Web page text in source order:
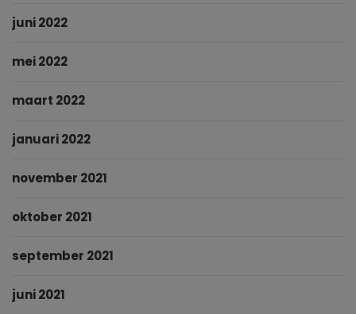
juni 2022
mei 2022
maart 2022
januari 2022
november 2021
oktober 2021
september 2021
juni 2021